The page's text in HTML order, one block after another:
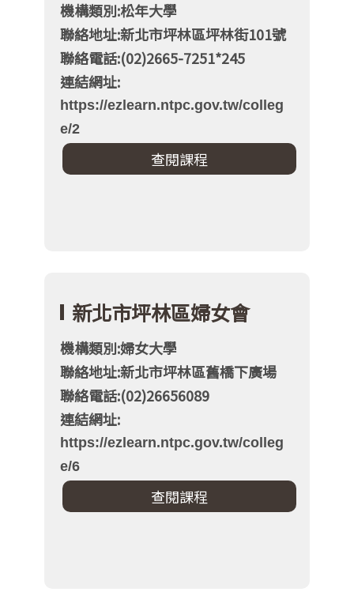
機構類別:松年大學
聯絡地址:新北市坪林區坪林街101號
聯絡電話:(02)2665-7251*245
連結網址:
https://ezlearn.ntpc.gov.tw/colleg
e/2
新北市坪林區婦女會
機構類別:婦女大學
聯絡地址:新北市坪林區舊橋下廣場
聯絡電話:(02)26656089
連結網址:
https://ezlearn.ntpc.gov.tw/colleg
e/6